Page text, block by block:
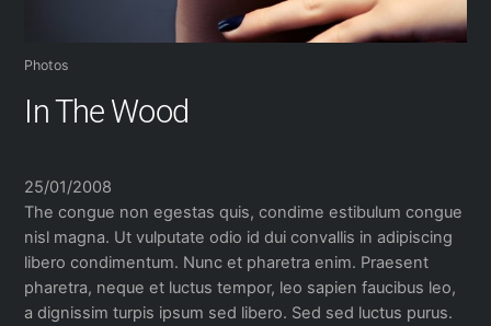
Photos
In The Wood
25/01/2008
The congue non egestas quis, condime estibulum congue
nisl magna. Ut vulputate odio id dui convallis in adipiscing
libero condimentum. Nunc et pharetra enim. Praesent
pharetra, neque et luctus tempor, leo sapien faucibus leo,
a dignissim turpis ipsum sed libero. Sed sed luctus purus.